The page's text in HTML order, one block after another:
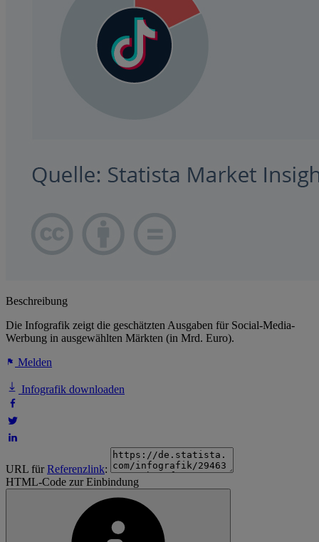
Beschreibung
Die Infografik zeigt die geschätzten Ausgaben für Social-Media-
Werbung in ausgewählten Märkten (in Mrd. Euro).
Melden
Infografik downloaden
URL fürReferenzlink:
HTML-Code zur Einbindung